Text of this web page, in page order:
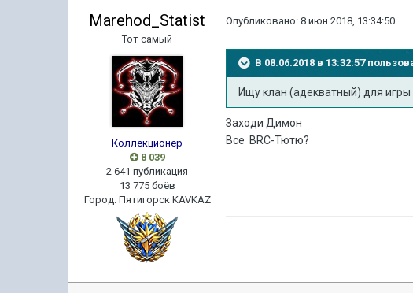
Marehod_Statist
Тот самый
Коллекционер
8 039
2 641 публикация
13 775 боёв
Город: Пятигорск KAVKAZ
Опубликовано:8 июн 2018, 13:34:50
В 08.06.2018 в 13:32:57
Ищу клан (адекватный) для
Заходи Димон
Все BRC-Тютю?